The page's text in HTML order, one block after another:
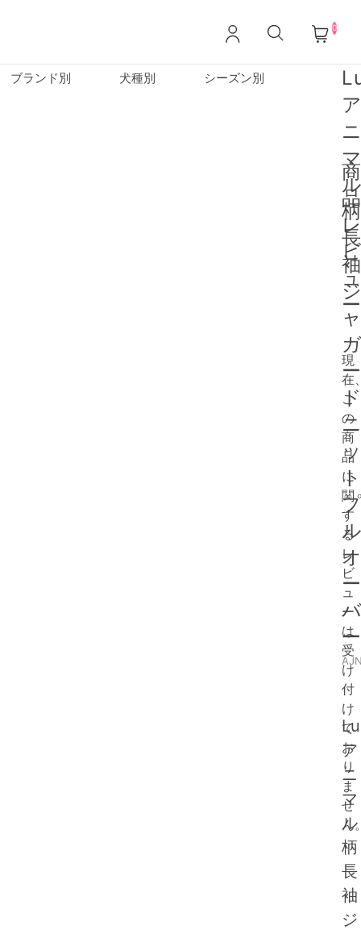
0
ブランド別 犬種別
シーズン別
柄
長
袖
ー
ー
ー
ア
ニ
マ
ル
柄
長
袖
ジ
商
品
レ
ビ
ュ
ー
現
在
こ
の
商
品
に
関
す
る
レ
ビ
ュ
ー
は
受
け
付
け
て
お
り
ま
せ
ん